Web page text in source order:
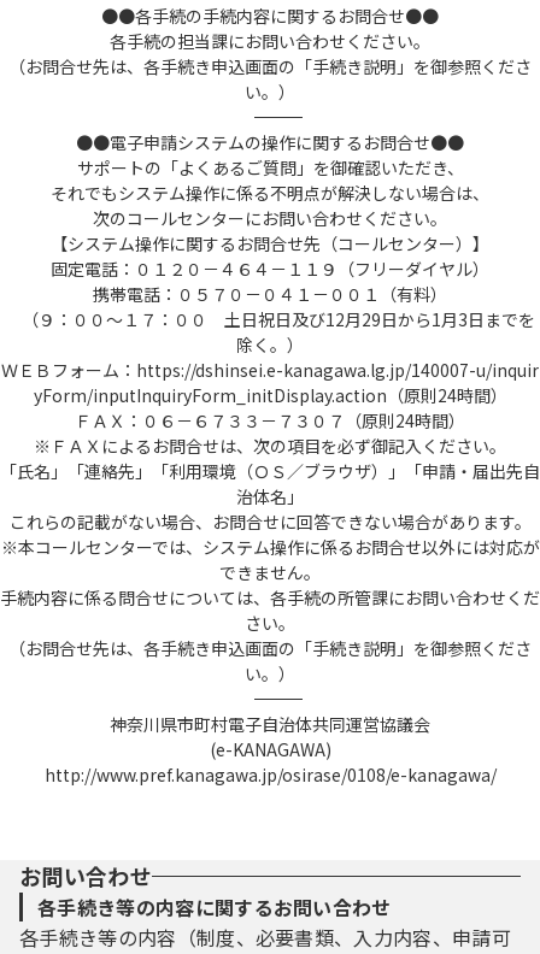
●●各手続の手続内容に関するお問合せ●●
各手続の担当課にお問い合わせください。
（お問合せ先は、各手続き申込画面の「手続き説明」を御参照くださ
い。）
――――――――――――――――――――――――――――――――――――――――――――――――――
●●電子申請システムの操作に関するお問合せ●●
サポートの「よくあるご質問」を御確認いただき、
それでもシステム操作に係る不明点が解決しない場合は、
次のコールセンターにお問い合わせください。
【システム操作に関するお問合せ先（コールセンター）】
固定電話：０１２０－４６４－１１９（フリーダイヤル）
携帯電話：０５７０－０４１－００１（有料）
（９：００～１７：００ 土日祝日及び12月29日から1月3日までを
除く。）
ＷＥＢフォーム：https://dshinsei.e-kanagawa.lg.jp/140007-u/inquir
yForm/inputInquiryForm_initDisplay.action（原則24時間）
ＦＡＸ：０６－６７３３－７３０７（原則24時間）
※ＦＡＸによるお問合せは、次の項目を必ず御記入ください。
「氏名」「連絡先」「利用環境（ＯＳ／ブラウザ）」「申請・届出先自
治体名」
これらの記載がない場合、お問合せに回答できない場合があります。
※本コールセンターでは、システム操作に係るお問合せ以外には対応が
できません。
手続内容に係る問合せについては、各手続の所管課にお問い合わせくだ
さい。
（お問合せ先は、各手続き申込画面の「手続き説明」を御参照くださ
い。）
――――――――――――――――――――――――――――――――――――――――――――――――――
神奈川県市町村電子自治体共同運営協議会
(e-KANAGAWA)
http://www.pref.kanagawa.jp/osirase/0108/e-kanagawa/
お問い合わせ
各手続き等の内容に関するお問い合わせ
各手続き等の内容（制度、必要書類、入力内容、申請可